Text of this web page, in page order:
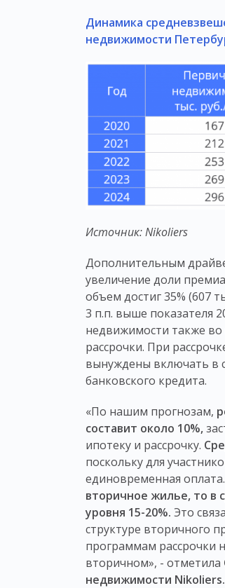
Динамика
недвижимости
Источник: Nikoliers
Дополнительным
увеличение доли
объем достиг 35% (607
3 п.п. выше показателя
недвижимости также
рассрочки. При
вынуждены включать в
банковского кредита.
«По нашим прогнозам,
составит около 10%,
ипотеку и рассрочку.
поскольку для
единовременная оплата.
вторичное жилье, то в
уровня 15-20%. Это
структуре вторичного
программам рассрочки
вторичном», - отметила
недвижимости Nikoliers.